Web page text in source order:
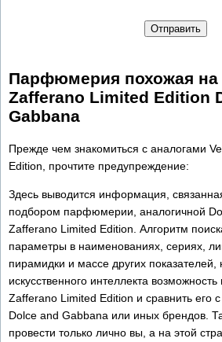
Отправить
Парфюмерия похожая на
Zafferano Limited Edition
Gabbana
Прежде чем знакомиться с аналогами
Edition, прочтите предупреждение:
Здесь выводится информация,
подбором парфюмерии, аналогичной
Zafferano Limited Edition. Алгоритм
параметры в наименованиях, сериях,
пирамидки и массе других показателей,
искусственного интеллекта
Zafferano Limited Edition и сравнить его
Dolce and Gabbana или иных брендов.
провести только лично вы, а на этой